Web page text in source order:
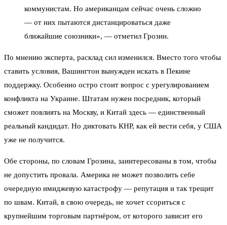
коммунистам. Но американцам сейчас очень сложно
— от них пытаются дистанцироваться даже
ближайшие союзники», — отметил Грозин.
По мнению эксперта, расклад сил изменился. Вместо того чтобы
ставить условия, Вашингтон вынужден искать в Пекине
поддержку. Особенно остро стоит вопрос с урегулированием
конфликта на Украине. Штатам нужен посредник, который
сможет повлиять на Москву, и Китай здесь — единственный
реальный кандидат. Но диктовать КНР, как ей вести себя, у США
уже не получится.
Обе стороны, по словам Грозина, заинтересованы в том, чтобы
не допустить провала. Америка не может позволить себе
очередную имиджевую катастрофу — репутация и так трещит
по швам. Китай, в свою очередь, не хочет ссориться с
крупнейшим торговым партнёром, от которого зависит его